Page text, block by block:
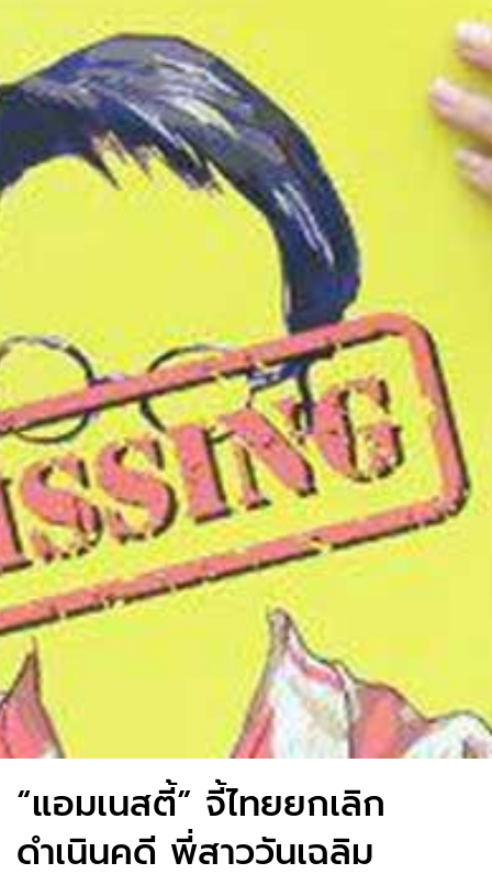
“แอมเนสตี้” จี้ไทยยกเลิก
ดำเนินคดี พี่สาววันเฉลิม